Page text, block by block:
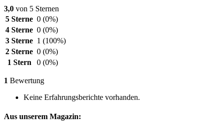
3,0 von 5 Sternen
5 Sterne 0 (0%)
4 Sterne 0 (0%)
3 Sterne 1 (100%)
2 Sterne 0 (0%)
1 Stern
0 (0%)
1 Bewertung
Keine Erfahrungsberichte vorhanden.
Aus unserem Magazin: